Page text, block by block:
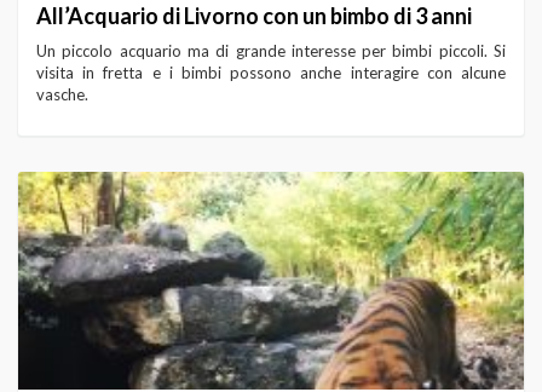
All’Acquario di Livorno con un bimbo di 3 anni
Un piccolo acquario ma di grande interesse per bimbi piccoli. Si
visita in fretta e i bimbi possono anche interagire con alcune
vasche.